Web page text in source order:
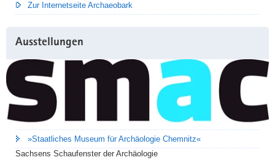
Zur Internetseite Archaeobark
Ausstellungen
»Staatliches Museum für Archäologie Chemnitz«
Sachsens Schaufenster der Archäologie